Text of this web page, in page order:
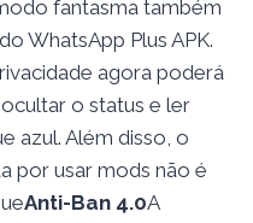
fantasma também
WhatsApp Plus APK.
agora poderá
o status e ler
azul. Além disso, o
por usar mods não é
Anti-Ban 4.0A